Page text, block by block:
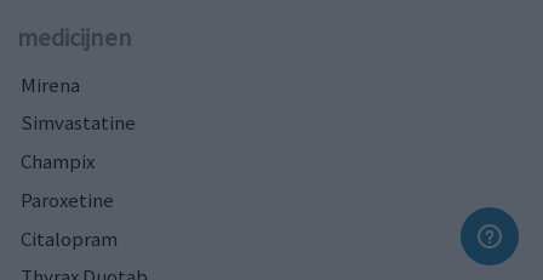
medicijnen
Mirena
Simvastatine
Champix
Paroxetine
Citalopram